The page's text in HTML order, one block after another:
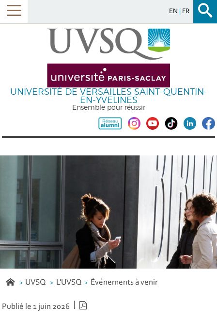
EN FR
UNIVERSITÉ DE VERSAILLES SAINT-QUENTIN-
EN-YVELINES
Ensemble pour réussir
UVSQ L'UVSQ Événements à venir
Publié le 1 juin 2026